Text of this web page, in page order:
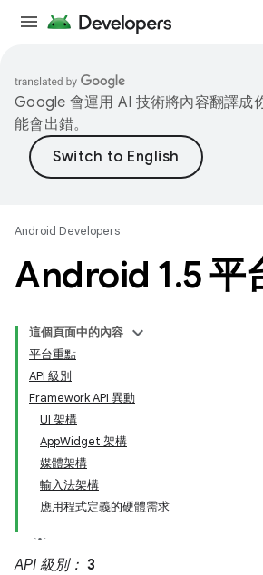
Google 會運用 AI 技術將內容翻譯成
能會出錯。
Android Developers
Android 1.5 平
這個頁面中的內容
平台重點
API 級別
Framework API 異動
UI 架構
AppWidget 架構
媒體架構
輸入法架構
應用程式定義的硬體需求
API 級別： 3